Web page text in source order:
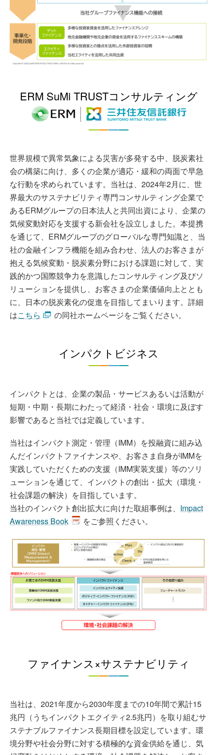
ERM SuMi TRUSTコンサルティング
世界規模で異常気象による災害が多発する中、脱炭素社
会の構築に向け、多くの企業が適応・緩和の両面で早急
な行動を求められています。当社は、2024年2月に、世
界最大のサステナビリティ専門コンサルティング企業で
あるERMグループの日本法人と共同出資により、企業の
気候変動対応を支援する新会社を設立しました。本提携
を通じて、ERMグループのグローバルな専門知識と、当
社の金融インフラ機能を組み合わせ、法人のお客さまが
抱える気候変動・脱炭素分野における課題に対して、実
践的かつ国際競争力を意識したコンサルティング及びソ
リューションを提供し、お客さまの企業価値向上ととも
に、日本の脱炭素化の促進を目指してまいります。詳細
はこちら の同社ホームページをご覧ください。
インパクトビジネス
インパクトとは、企業の製品・サービスあるいは活動が
短期・中期・長期にわたって経済・社会・環境に及ぼす
影響であると当社では定義しています。
当社はインパクト測定・管理（IMM）を投融資に組み込
んだインパクトファイナンスや、お客さま自身がIMMを
実践していただくための支援（IMM実装支援）等のソリ
ューションを通じて、インパクトの創出・拡大（環境・
社会課題の解決）を目指しています。
当社のインパクト創出拡大に向けた取組事例は、 Impact
Awareness Book
をご参照ください。​
ファイナンス×サステナビリティ
当社は、2021年度から2030年度までの10年間で累計15
兆円（うちインパクトエクイティ2.5兆円）を取り組むサ
ステナブルファイナンス長期目標を設定しています。環
境分野や社会分野に対する積極的な資金供給を通じ、気